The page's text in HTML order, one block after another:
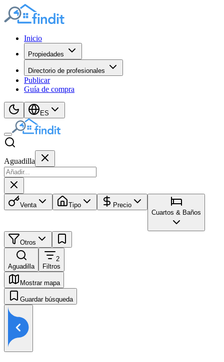
Inicio
Propiedades
Directorio de profesionales
Publicar
Guía de compra
ES
Aguadilla
Venta Tipo
Precio
Cuartos & Baños
Otros
Aguadilla
2
Filtros
Mostrar mapa
Guardar búsqueda